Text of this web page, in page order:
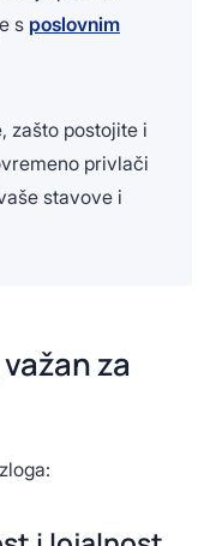
s poslovnim
zašto postojite i
privlači
stavove i
za